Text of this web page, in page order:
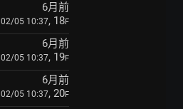
6月前
02/05 10:37, 18F
6月前
02/05 10:37, 19F
6月前
02/05 10:37, 20F